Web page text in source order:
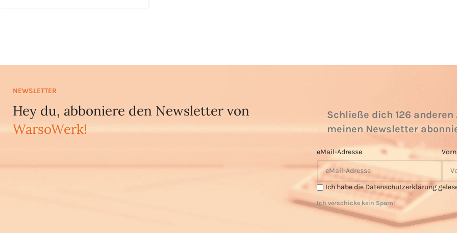
NEWSLETTER
Hey du, abboniere den Newsletter von
WarsoWerk!
Schließe dich 126
meinen Newsletter
eMail-Adresse
Ich habe die Datenschutzerklärung
Ich verschicke kein Spam!